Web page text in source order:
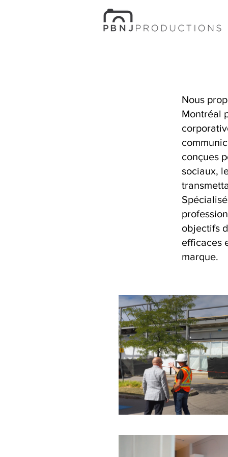
Nous
Montréal
conçues
sociaux,
objectifs
efficaces
marque.